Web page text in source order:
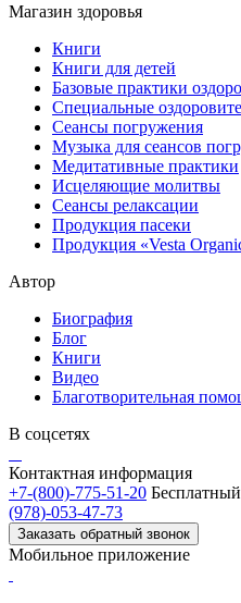
Магазин здоровья
Книги
Книги для детей
Базовые практики
Специальные
Сеансы погружения
Музыка для сеансов
Медитативные практики
Исцеляющие молитвы
Сеансы релаксации
Продукция пасеки
Продукция «Vesta
Автор
Биография
Блог
Книги
Видео
Благотворительная
В соцсетях
Контактная информация
+7-(800)-775-51-20
(978)-053-47-73
Заказать обратный звонок
Мобильное приложение